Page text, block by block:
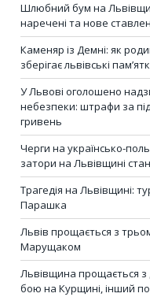
Шлюбний бум на
наречені та нове
Каменяр із Демні: як
зберігає львівські
У Львові оголошено
небезпеки: штрафи за
гривень
Черги на українсько-
затори на Львівщині
Трагедія на Львівщині:
Парашка
Львів прощається з
Марущаком
Львівщина прощається
бою на Курщині, інший